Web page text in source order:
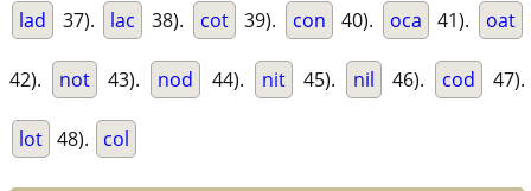
lad 37). lac 38). cot 39). con 40). oca 41). oat
42). not 43). nod 44). nit 45). nil 46). cod 47).
lot 48). col